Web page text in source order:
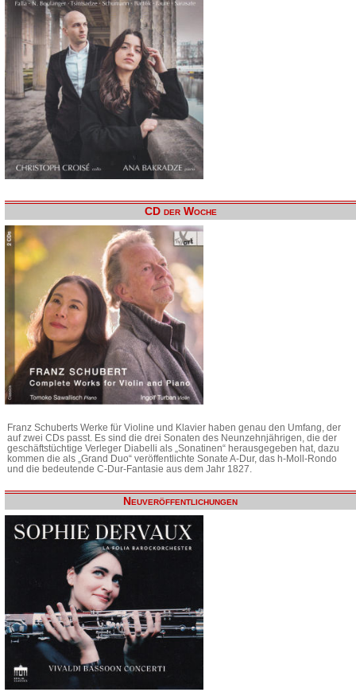
CD der Woche
Franz Schuberts Werke für Violine und Klavier haben genau den Umfang, der
auf zwei CDs passt. Es sind die drei Sonaten des Neunzehnjährigen, die der
geschäftstüchtige Verleger Diabelli als „Sonatinen“ herausgegeben hat, dazu
kommen die als „Grand Duo“ veröffentlichte Sonate A-Dur, das h-Moll-Rondo
und die bedeutende C-Dur-Fantasie aus dem Jahr 1827.
Neuveröffentlichungen